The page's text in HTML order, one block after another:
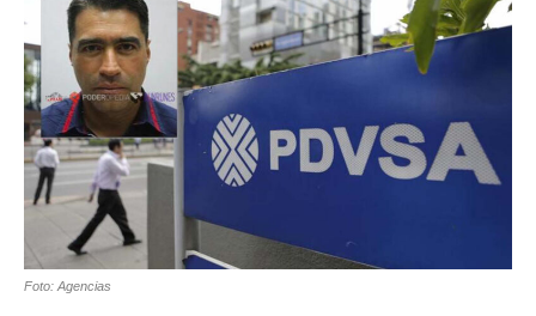
Foto: Agencias